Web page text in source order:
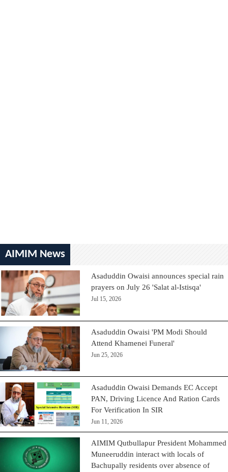
AIMIM News
Asaduddin Owaisi announces special rain
prayers on July 26 'Salat al-Istisqa'
Jul 15, 2026
Asaduddin Owaisi 'PM Modi Should
Attend Khamenei Funeral'
Jun 25, 2026
Asaduddin Owaisi Demands EC Accept
PAN, Driving Licence And Ration Cards
For Verification In SIR
Jun 11, 2026
AIMIM Qutbullapur President Mohammed
Muneeruddin interact with locals of
Bachupally residents over absence of